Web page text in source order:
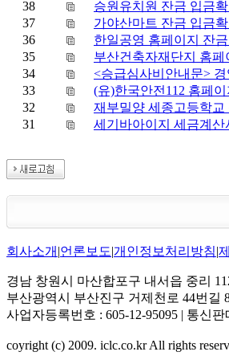
38 승원유치원 잔금 입금
37
가야산마트 잔금 입금
36
한일공영 홈페이지 잔
35
부산건축자재단지 홈
34
<승급심사비안내문>
33
(유)한국안전112 홈페
32
재부밀양 세종고등학
31
세기바아이지 세금계산
회사소개 |언론보도|개인정보처리방침|
경남 창원시 마산합포구 내서읍 중리
부산광역시 부산진구 거제천로 44번길
사업자등록번호 : 605-12-95095 | 통신
coyright (c) 2009. iclc.co.kr All rights